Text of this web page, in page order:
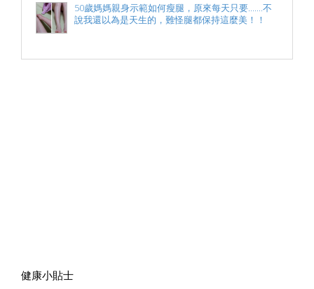
50歲媽媽親身示範如何瘦腿，原來每天只要.......不
說我還以為是天生的，難怪腿都保持這麼美！！
健康小貼士